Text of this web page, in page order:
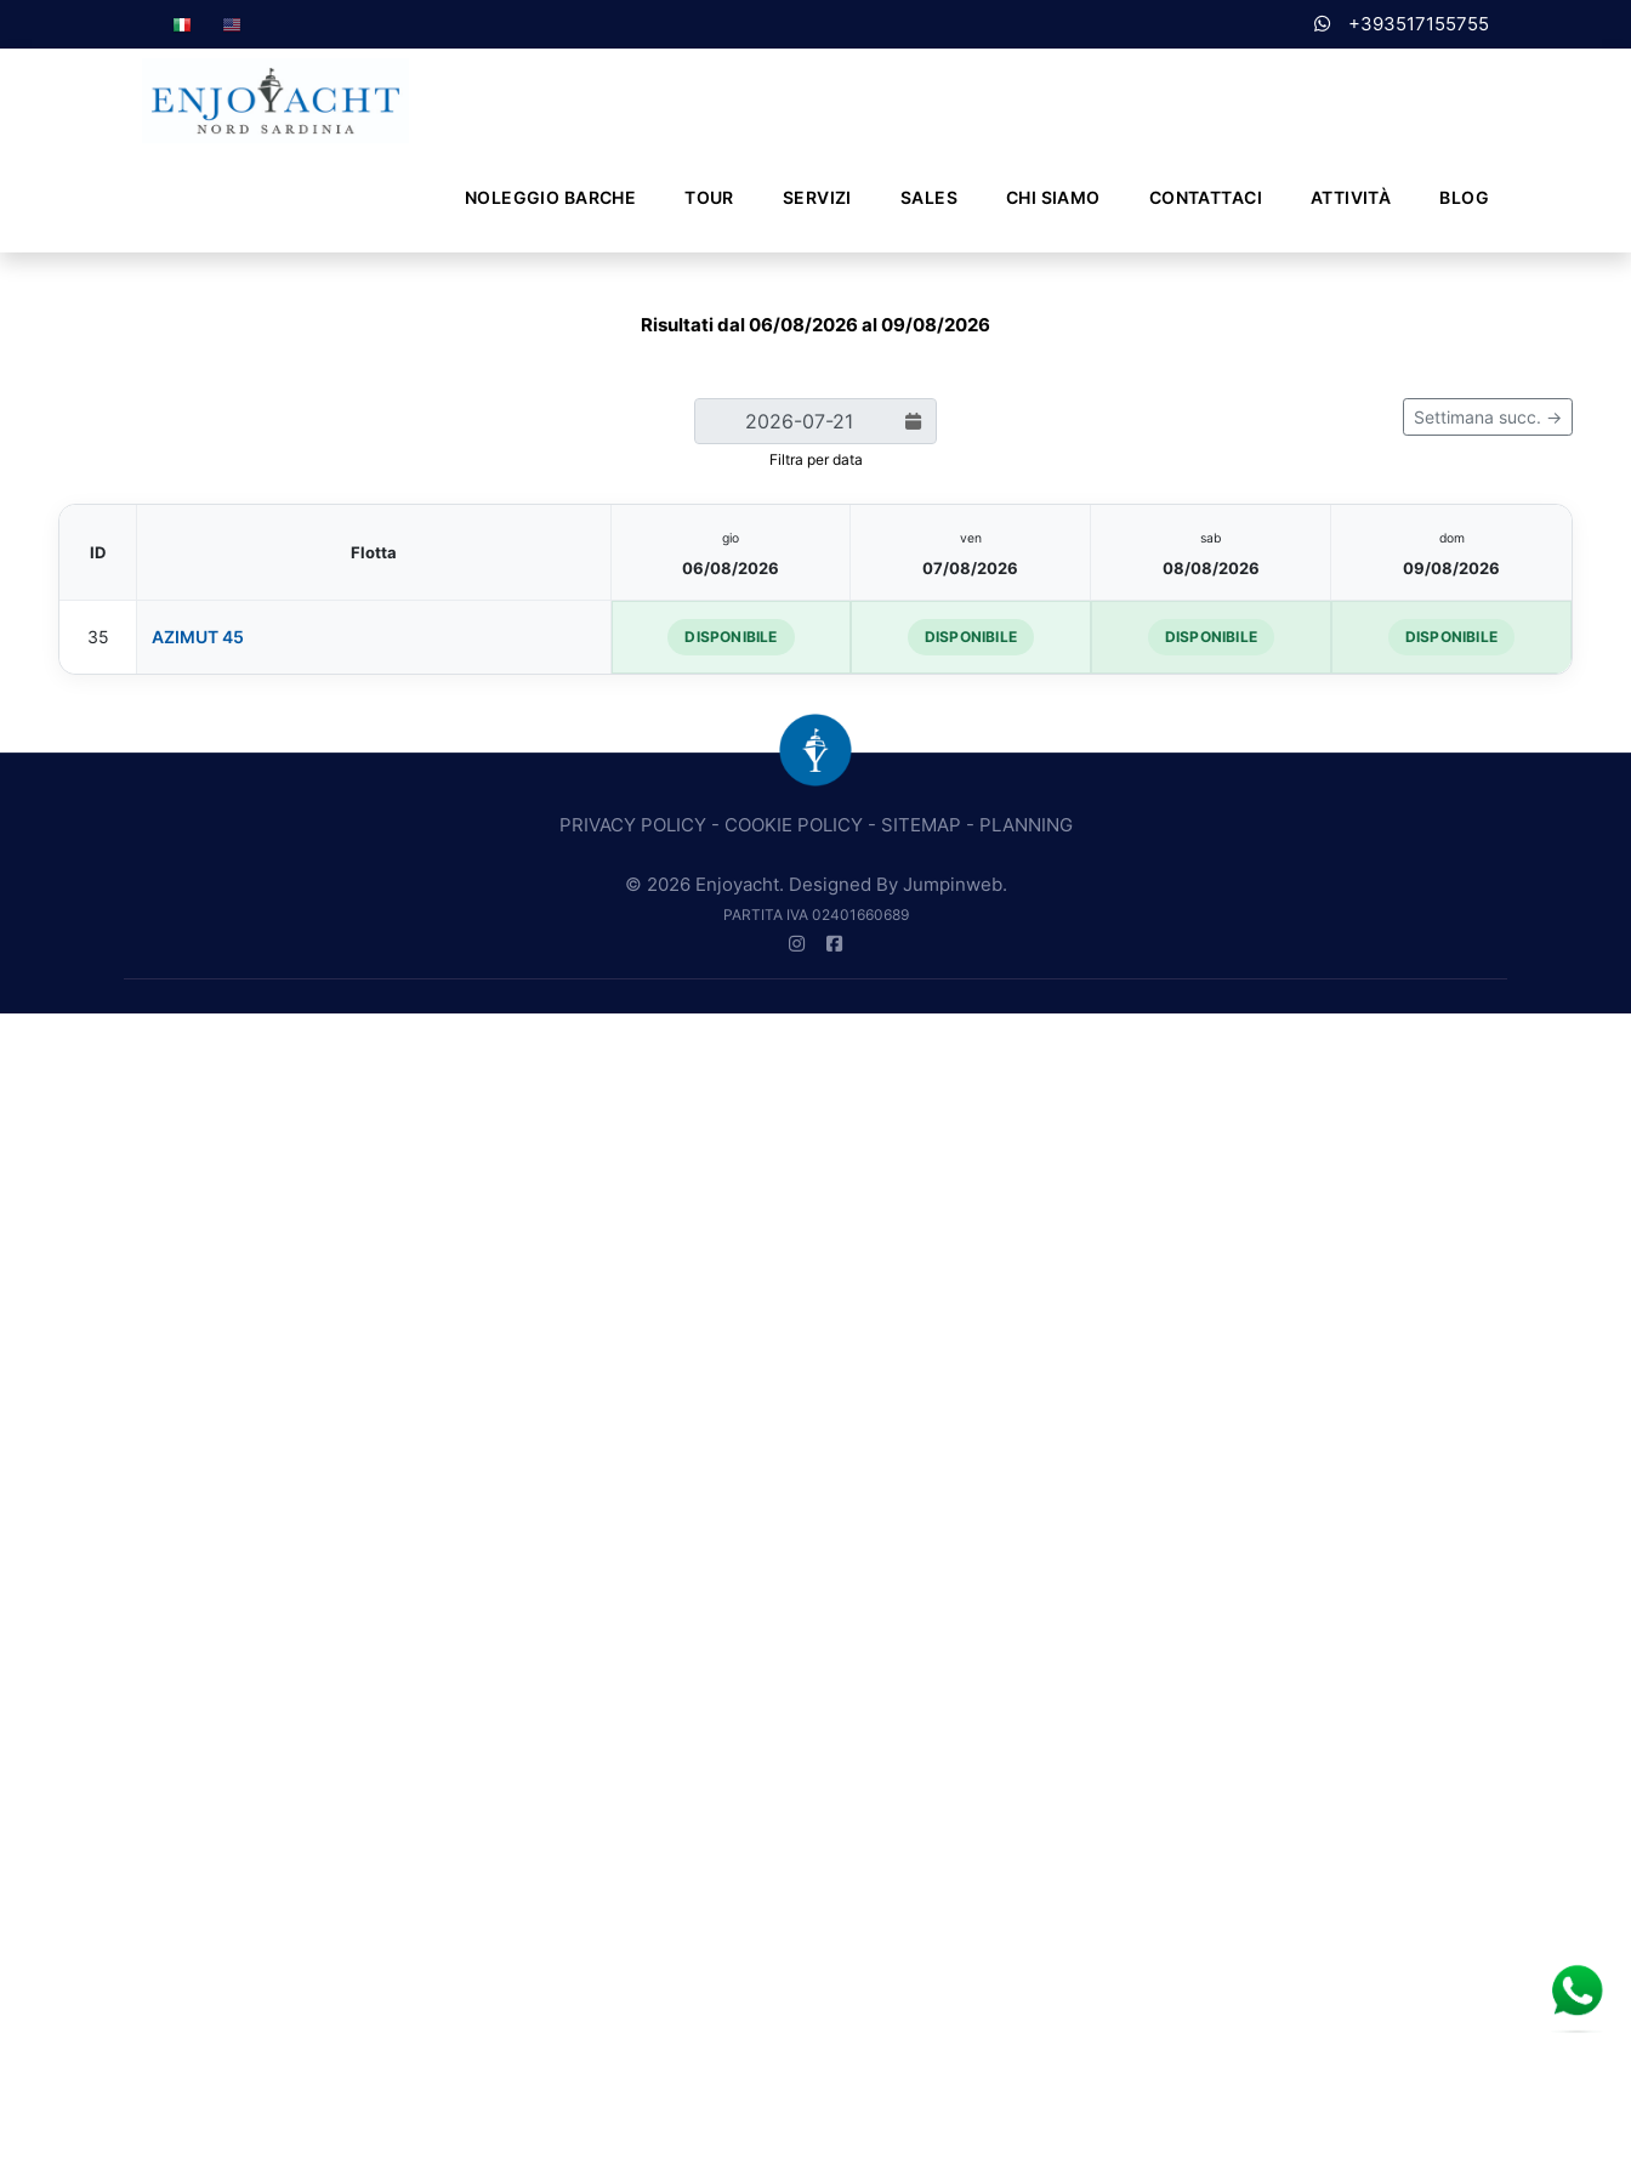
+393517155755
NOLEGGIO BARCHE TOUR SERVIZI SALES CHI SIAMO CONTATTACI ATTIVITÀ BLOG
Risultati dal 06/08/2026 al 09/08/2026
Filtra per data
Settimana succ. →
ID Flotta
gio
06/08/2026
ven
07/08/2026
sab
08/08/2026
dom
09/08/2026
35 AZIMUT 45 DISPONIBILE DISPONIBILE DISPONIBILE DISPONIBILE
PRIVACY POLICY- COOKIE POLICY- SITEMAP - PLANNING
© 2026 Enjoyacht. Designed By Jumpinweb.
PARTITA IVA 02401660689